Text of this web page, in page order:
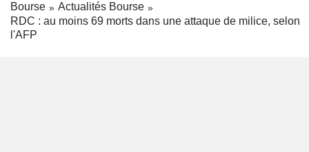
Bourse
Actualités Bourse
RDC : au moins 69 morts dans une attaque de milice, selon
l'AFP